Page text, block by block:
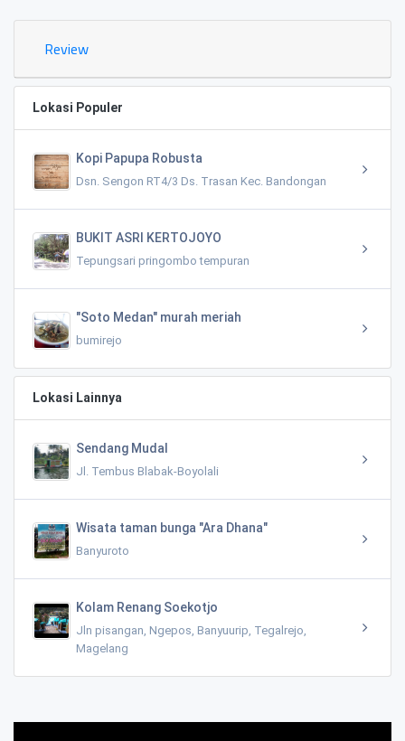
Review
Lokasi Populer
Kopi Papupa Robusta
Dsn. Sengon RT4/3 Ds. Trasan Kec. Bandongan
BUKIT ASRI KERTOJOYO
Tepungsari pringombo tempuran
"Soto Medan" murah meriah
bumirejo
Lokasi Lainnya
Sendang Mudal
Jl. Tembus Blabak-Boyolali
Wisata taman bunga "Ara Dhana"
Banyuroto
Kolam Renang Soekotjo
Jln pisangan, Ngepos, Banyuurip, Tegalrejo,
Magelang